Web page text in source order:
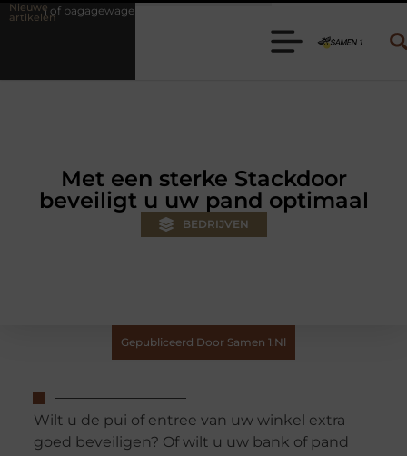
Nieuwe
artikelenhuren? Kies de juiste aanhanger voor jouw klus
Met een sterke Stackdoor
beveiligt u uw pand optimaal
BEDRIJVEN
Gepubliceerd Door Samen 1.nl
Wilt u de pui of entree van uw winkel extra
goed beveiligen? Of wilt u uw bank of pand